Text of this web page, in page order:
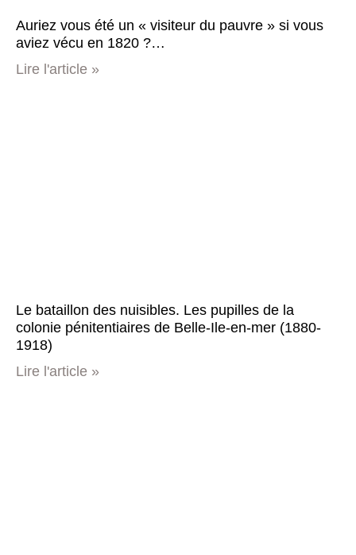
Auriez vous été un « visiteur du pauvre » si vous
aviez vécu en 1820 ?…
Lire l'article »
Le bataillon des nuisibles. Les pupilles de la
colonie pénitentiaires de Belle-Ile-en-mer (1880-
1918)
Lire l'article »